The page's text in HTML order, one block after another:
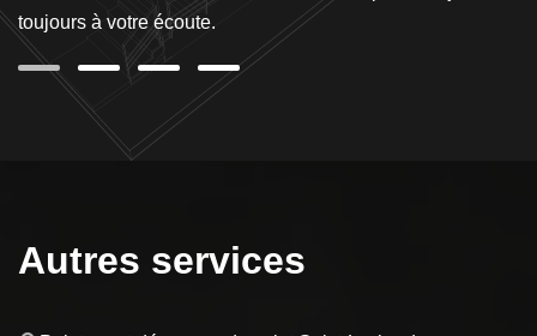
toujours à votre écoute.
Autres services